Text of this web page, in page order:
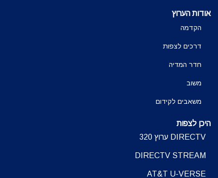
אודות הערוץ
הקדמה
דרכים לצפות
חדר המדיה
משוב
משאבים לקידום
היכן לצפות
DIRECTV ערוץ 320
DIRECTV STREAM
AT&T U-VERSE